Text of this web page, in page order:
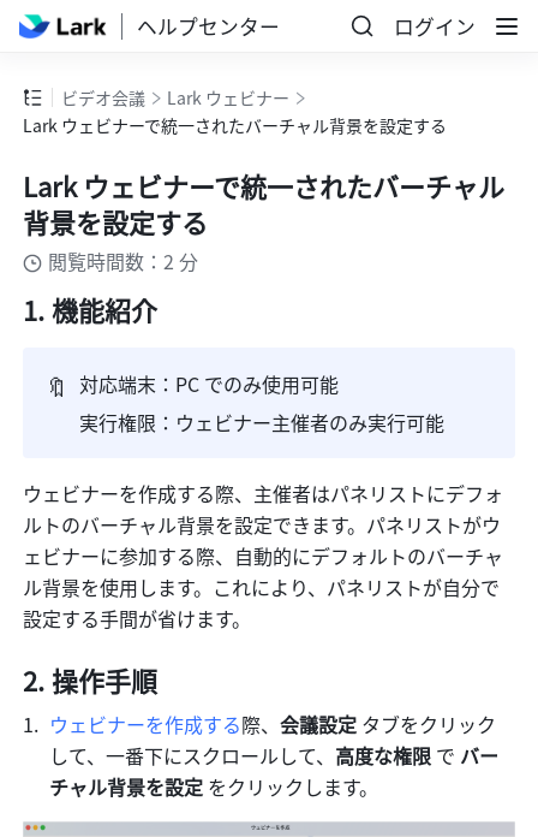
ヘルプセンター ログイン
ビデオ会議
Lark ウェビナー
Lark ウェビナーで統一されたバーチャル背景を設定する
Lark ウェビナーで統一されたバーチャル
背景を設定する
閲覧時間数：2 分
機能紹介
🔖
対応端末：PC でのみ使用可能
実行権限：ウェビナー主催者のみ実行可能
ウェビナーを作成する際、主催者はパネリストにデフォ
ルトのバーチャル背景を設定できます。パネリストがウ
ェビナーに参加する際、自動的にデフォルトのバーチャ
ル背景を使用します。これにより、パネリストが自分で
設定する手間が省けます。
操作手順
ウェビナーを作成する際、会議設定 タブをクリック
して、一番下にスクロールして、 高度な権限 で バー
チャル背景を設定 をクリックします。